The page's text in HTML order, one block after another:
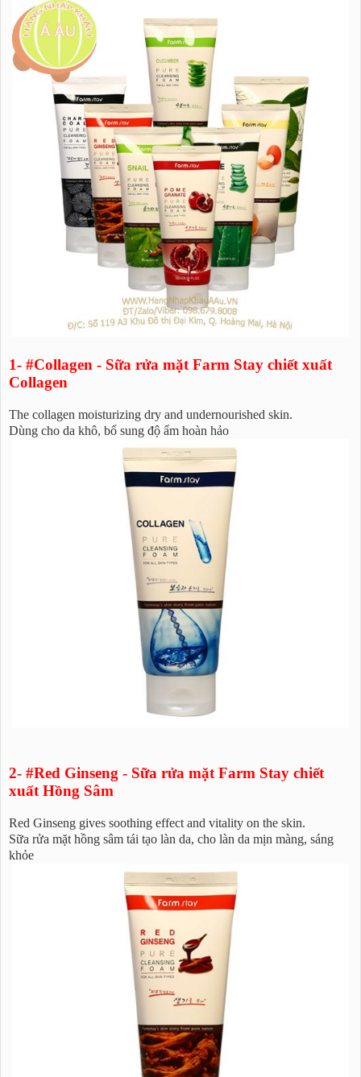
1- #Collagen - Sữa rửa mặt Farm Stay chiết xuất
Collagen
The collagen moisturizing dry and undernourished skin.
Dùng cho da khô, bổ sung độ ẩm hoàn hảo
2- #Red Ginseng - Sữa rửa mặt Farm Stay chiết
xuất Hồng Sâm
Red Ginseng gives soothing effect and vitality on the skin.
Sữa rửa mặt hồng sâm tái tạo làn da, cho làn da mịn màng, sáng
khỏe